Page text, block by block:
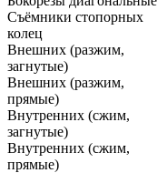
Съёмники стопорных
колец
Внешних (разжим,
загнутые)
Внешних (разжим,
прямые)
Внутренних (сжим,
загнутые)
Внутренних (сжим,
прямые)